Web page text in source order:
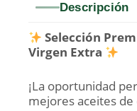
Descripción
Selección
Virgen Extra
¡La oportunidad
mejores aceites de